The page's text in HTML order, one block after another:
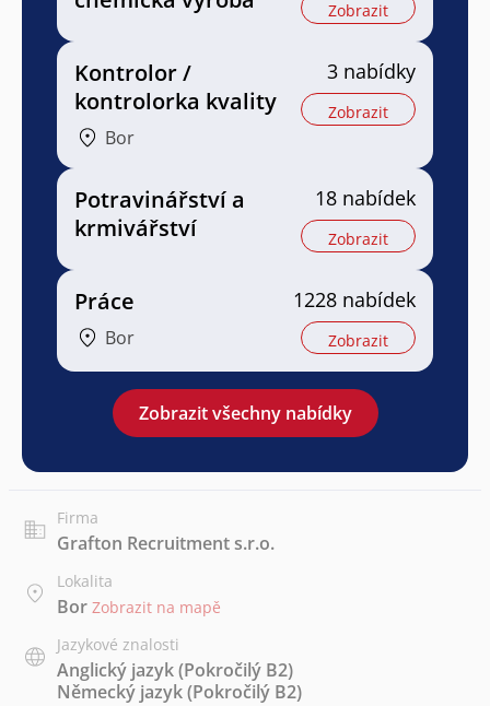
Zobrazit
Kontrolor /
kontrolorka kvality
Bor
3 nabídky
Zobrazit
Potravinářství a
krmivářství
18 nabídek
Zobrazit
Práce
Bor
1228 nabídek
Zobrazit
Zobrazit všechny nabídky
Firma
Grafton Recruitment s.r.o.
Lokalita
Bor Zobrazit na mapě
Jazykové znalosti
Anglický jazyk(Pokročilý B2)
Německý jazyk(Pokročilý B2)